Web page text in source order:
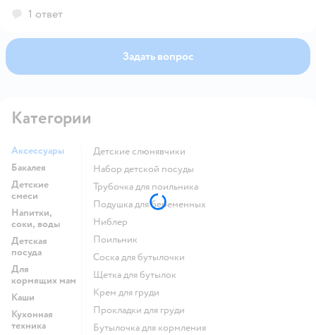
1 ответ
Задать вопрос
Категории
Аксессуары
Бакалея
Детские
смеси
Напитки,
соки, воды
Детская
посуда
Для
кормящих мам
Каши
Кухонная
техника
детские слюнявчики
набор детской посуды
трубочка для поильника
подушка для беременных
ниблер
поильник
соска для бутылочки
щетка для бутылок
крем для груди
прокладки для груди
бутылочка для кормления